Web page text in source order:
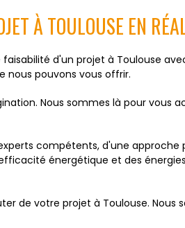
À TOULOUSE EN
d'un projet à Toulouse
nous pouvons vous offrir.
Nous sommes là pour
compétents, d'une
énergétique et des
de votre projet à Toulouse. Nous